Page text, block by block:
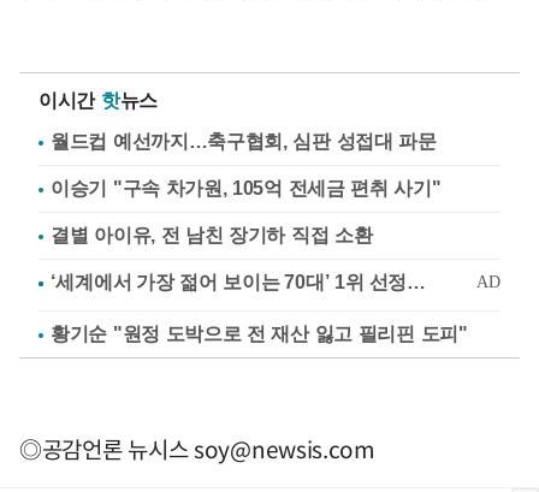
이시간 핫뉴스
월드컵 예선까지…축구협회, 심판 성접대 파문
이승기 "구속 차가원, 105억 전세금 편취 사기"
결별 아이유, 전 남친 장기하 직접 소환
황기순 "원정 도박으로 전 재산 잃고 필리핀 도피"
◎공감언론 뉴시스soy@newsis.com